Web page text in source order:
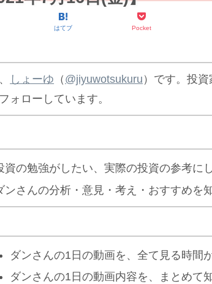
はてブ Pocket
しょーゆ （ @jiyuwotsukuru ）です。投
ォローしています。
資の勉強がしたい、実際の投資の参考にし
ンさんの分析・意見・考え・おすすめを
ダンさんの1日の動画を、全て見る時間
ダンさんの1日の動画内容を、まとめて